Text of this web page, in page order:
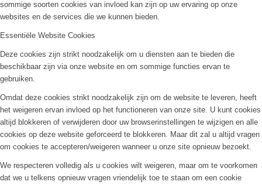
sommige soorten cookies van invloed kan zijn op uw ervaring op onze
websites en de services die we kunnen bieden.
Essentiële Website Cookies
Deze cookies zijn strikt noodzakelijk om u diensten aan te bieden die
beschikbaar zijn via onze website en om sommige functies ervan te
gebruiken.
Omdat deze cookies strikt noodzakelijk zijn om de website te leveren, heeft
het weigeren ervan invloed op het functioneren van onze site. U kunt cookies
altijd blokkeren of verwijderen door uw browserinstellingen te wijzigen en alle
cookies op deze website geforceerd te blokkeren. Maar dit zal u altijd vragen
om cookies te accepteren/weigeren wanneer u onze site opnieuw bezoekt.
We respecteren volledig als u cookies wilt weigeren, maar om te voorkomen
dat we u telkens opnieuw vragen vriendelijk toe te staan om een cookie